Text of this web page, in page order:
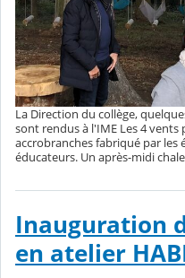
La Direction du collège,
sont rendus à l'IME Les 4
accrobranches fabriqué par les
éducateurs. Un après-midi
Inauguration
en atelier